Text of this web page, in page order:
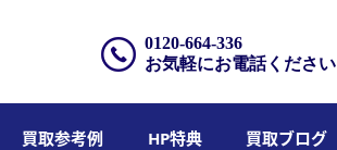
0120-664-336
お気軽にお電話ください
買取参考例 HP特典 買取ブログ